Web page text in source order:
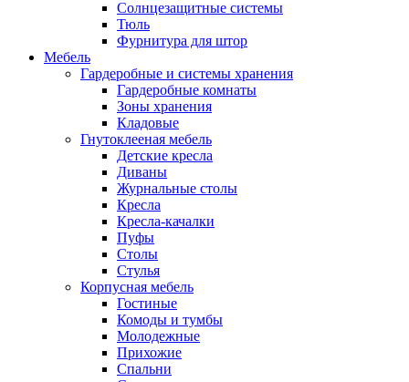
Солнцезащитные системы
Тюль
Фурнитура для штор
Мебель
Гардеробные и системы хранения
Гардеробные комнаты
Зоны хранения
Кладовые
Гнутоклееная мебель
Детские кресла
Диваны
Журнальные столы
Кресла
Кресла-качалки
Пуфы
Столы
Стулья
Корпусная мебель
Гостиные
Комоды и тумбы
Молодежные
Прихожие
Спальни